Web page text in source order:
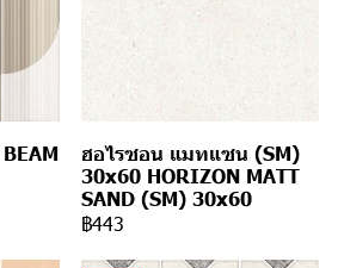
ฮอไรซอน แมทแซน (SM)
30x60 HORIZON MATT
SAND (SM) 30x60
฿443